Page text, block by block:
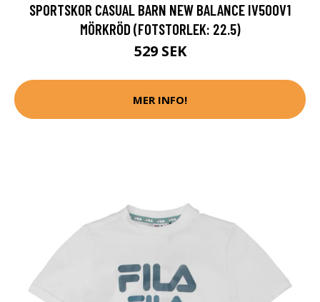
SPORTSKOR CASUAL BARN NEW BALANCE IV500V1
MÖRKRÖD (FOTSTORLEK: 22.5)
529 SEK
MER INFO!